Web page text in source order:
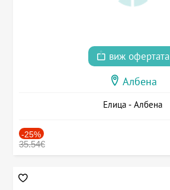
виж офертата
Албена
Елица - Албена
-25%
35.54€